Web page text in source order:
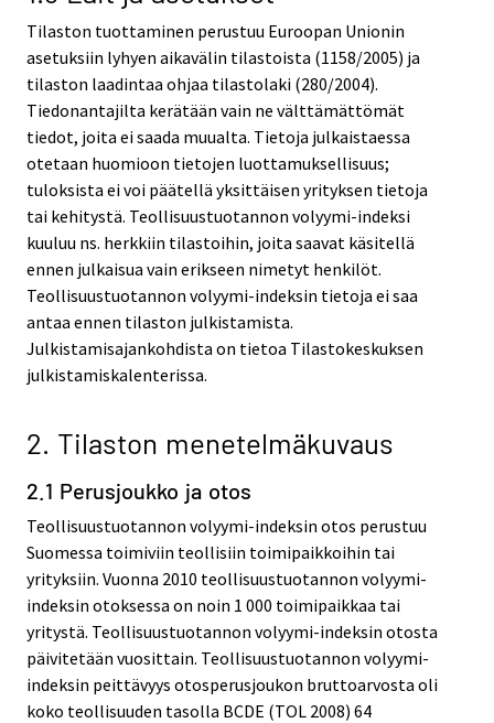
Tilaston tuottaminen perustuu Euroopan Unionin
asetuksiin lyhyen aikavälin tilastoista (1158/2005) ja
tilaston laadintaa ohjaa tilastolaki (280/2004).
Tiedonantajilta kerätään vain ne välttämättömät
tiedot, joita ei saada muualta. Tietoja julkaistaessa
otetaan huomioon tietojen luottamuksellisuus;
tuloksista ei voi päätellä yksittäisen yrityksen tietoja
tai kehitystä. Teollisuustuotannon volyymi-indeksi
kuuluu ns. herkkiin tilastoihin, joita saavat käsitellä
ennen julkaisua vain erikseen nimetyt henkilöt.
Teollisuustuotannon volyymi-indeksin tietoja ei saa
antaa ennen tilaston julkistamista.
Julkistamisajankohdista on tietoa Tilastokeskuksen
julkistamiskalenterissa.
2. Tilaston menetelmäkuvaus
2.1 Perusjoukko ja otos
Teollisuustuotannon volyymi-indeksin otos perustuu
Suomessa toimiviin teollisiin toimipaikkoihin tai
yrityksiin. Vuonna 2010 teollisuustuotannon volyymi-
indeksin otoksessa on noin 1 000 toimipaikkaa tai
yritystä. Teollisuustuotannon volyymi-indeksin otosta
päivitetään vuosittain. Teollisuustuotannon volyymi-
indeksin peittävyys otosperusjoukon bruttoarvosta oli
koko teollisuuden tasolla BCDE (TOL 2008) 64